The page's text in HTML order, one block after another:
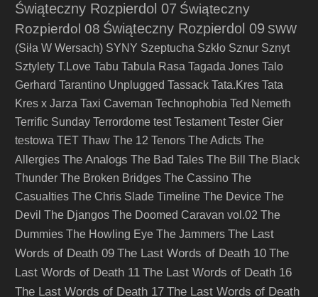
Świąteczny Rozpierdol 07 Świąteczny
Rozpierdol 08 Świąteczny Rozpierdol 09 SWW
(Siła W Wersach) SYNY Szeptucha Szkło Sznur Sznyt
Sztylety T.Love Tabu Tabula Rasa Tagada Jones Talo
Gerhard Tarantino Unplugged Tassack Tata.Kres Tata
Kres x Jarza Taxi Caveman Technophobia Ted Nemeth
Terrific Sunday Terrordome test Testament Tester Gier
testowa TET Thaw The 12 Tenors The Adicts The
Allergies The Analogs The Bad Tales The Bill
The Black
Thunder The Broken Bridges The Cassino The
Casualties The Chris Slade Timeline The Device The
Devil The Djangos The Doomed Caravan vol.02 The
Dummies The Howling Eye The Jammers The Last
Words of Death 09 The Last Words of Death 10 The
Last Words of Death 11 The Last Words of Death 16
The Last Words of Death 17 The Last Words of Death